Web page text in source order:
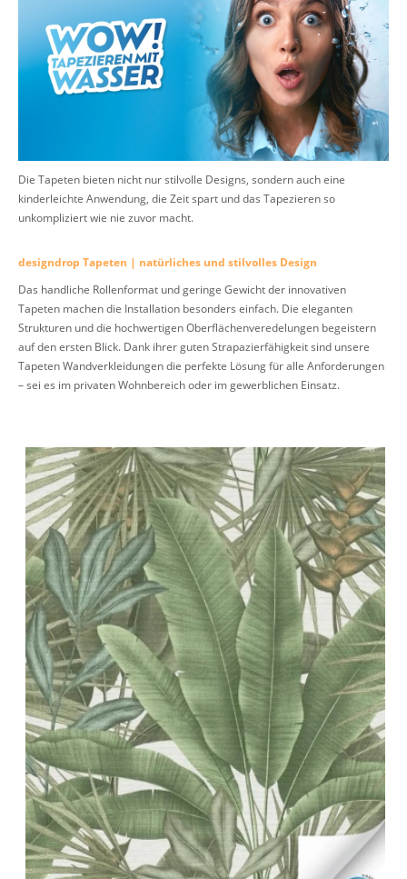
Die Tapeten bieten nicht nur stilvolle Designs, sondern auch eine
kinderleichte Anwendung, die Zeit spart und das Tapezieren so
unkompliziert wie nie zuvor macht.
designdrop Tapeten | natürliches und stilvolles Design
Das handliche Rollenformat und geringe Gewicht der innovativen
Tapeten machen die Installation besonders einfach. Die eleganten
Strukturen und die hochwertigen Oberflächenveredelungen begeistern
auf den ersten Blick. Dank ihrer guten Strapazierfähigkeit sind unsere
Tapeten Wandverkleidungen die perfekte Lösung für alle Anforderungen
– sei es im privaten Wohnbereich oder im gewerblichen Einsatz.